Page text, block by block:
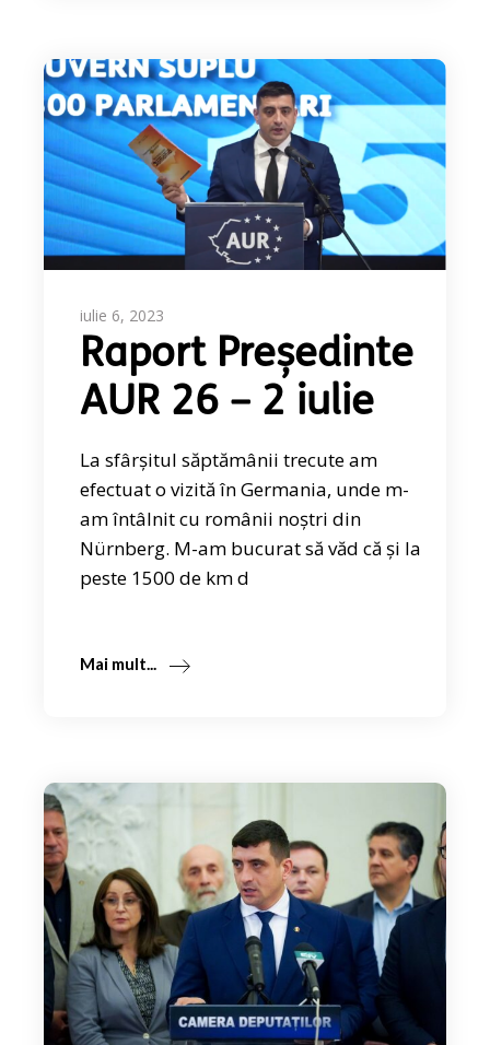
iulie 6, 2023
Raport Președinte
AUR 26 – 2 iulie
La sfârșitul săptămânii trecute am
efectuat o vizită în Germania, unde m-
am întâlnit cu românii noștri din
Nürnberg. M-am bucurat să văd că și la
peste 1500 de km d
Mai mult...